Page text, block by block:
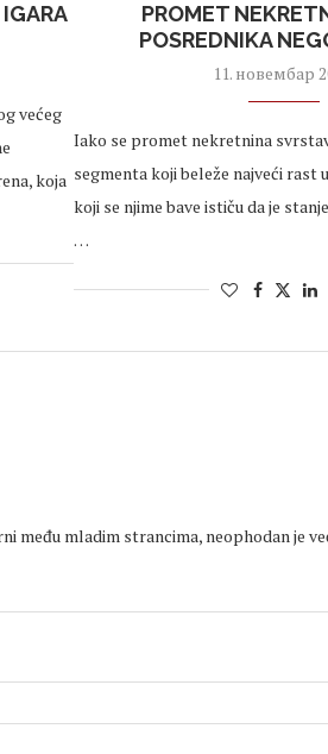
većeg
koja
PROMET
POSREDNIKA
11. новембар
Iako se promet nekretnina
segmenta koji beleže najveći rast
koji se njime bave ističu da je
…
među mladim strancima, neophodan je